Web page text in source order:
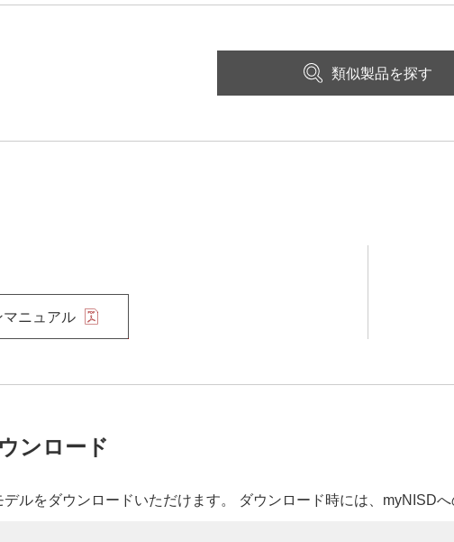
類似製品を探す
マニュアル
ンロード
ルをダウンロードいただけます。 ダウンロード時には、myNISDへ